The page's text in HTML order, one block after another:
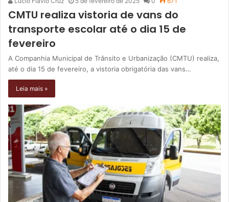
CMTU realiza vistoria de vans do
transporte escolar até o dia 15 de
fevereiro
A Companhia Municipal de Trânsito e Urbanização (CMTU) realiza,
até o dia 15 de fevereiro, a vistoria obrigatória das vans…
Leia mais »